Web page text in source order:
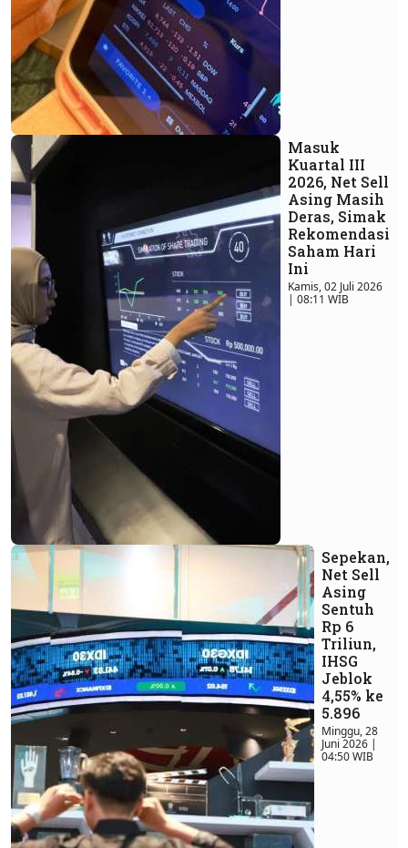
Masuk
Kuartal III
2026, Net Sell
Asing Masih
Deras, Simak
Rekomendasi
Saham Hari
Ini
Kamis, 02 Juli 2026
| 08:11 WIB
Sepekan,
Net Sell
Asing
Sentuh
Rp 6
Triliun,
IHSG
Jeblok
4,55% ke
5.896
Minggu, 28
Juni 2026 |
04:50 WIB